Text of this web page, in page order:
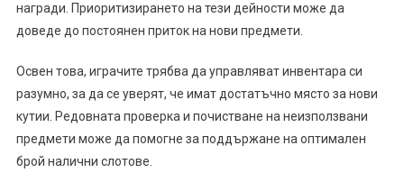
награди. Приоритизирането на тези дейности може да
доведе до постоянен приток на нови предмети.
Освен това, играчите трябва да управляват инвентара си
разумно, за да се уверят, че имат достатъчно място за нови
кутии. Редовната проверка и почистване на неизползвани
предмети може да помогне за поддържане на оптимален
брой налични слотове.